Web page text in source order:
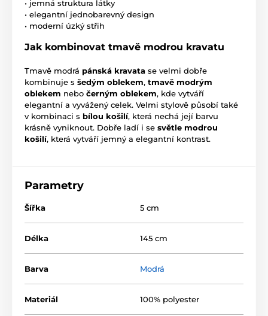
• jemná struktura látky
• elegantní jednobarevný design
• moderní úzký střih
Jak kombinovat tmavě modrou kravatu
Tmavě modrá pánská kravata se velmi dobře
kombinuje s šedým oblekem, tmavě modrým
oblekem nebo černým oblekem, kde vytváří
elegantní a vyvážený celek. Velmi stylově působí také
v kombinaci s bílou košilí, která nechá její barvu
krásně vyniknout. Dobře ladí i se světle modrou
košilí, která vytváří jemný a elegantní kontrast.
Parametry
Šířka 5 cm
Délka 145 cm
Barva Modrá
Materiál 100% polyester